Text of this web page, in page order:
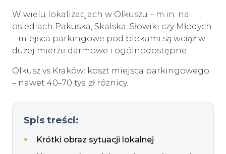
W wielu lokalizacjach w Olkuszu – m.in. na
osiedlach Pakuska, Skalska, Słowiki czy Młodych
– miejsca parkingowe pod blokami są wciąż w
dużej mierze darmowe i ogólnodostępne.
Olkusz vs Kraków: koszt miejsca parkingowego
– nawet 40–70 tys. zł różnicy.
Spis treści:
Krótki obraz sytuacji lokalnej